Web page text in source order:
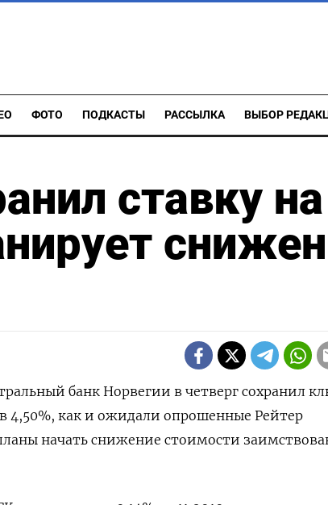
ФОТО ПОДКАСТЫ РАССЫЛКА ВЫБОР
ставку на
банк Норвегии в четверг сохранил
4,50%, как и ожидали опрошенные Рейтер
начать снижение стоимости